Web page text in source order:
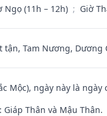
Ngọ (11h – 12h) ; Giờ
Tam Nương, Dương
Mộc), ngày này là
Thân và Mậu Thân.